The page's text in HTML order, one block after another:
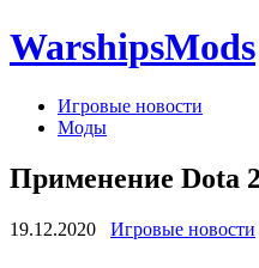
WarshipsMods
Игровые новости
Моды
Применение Dota
19.12.2020 Игровые новости